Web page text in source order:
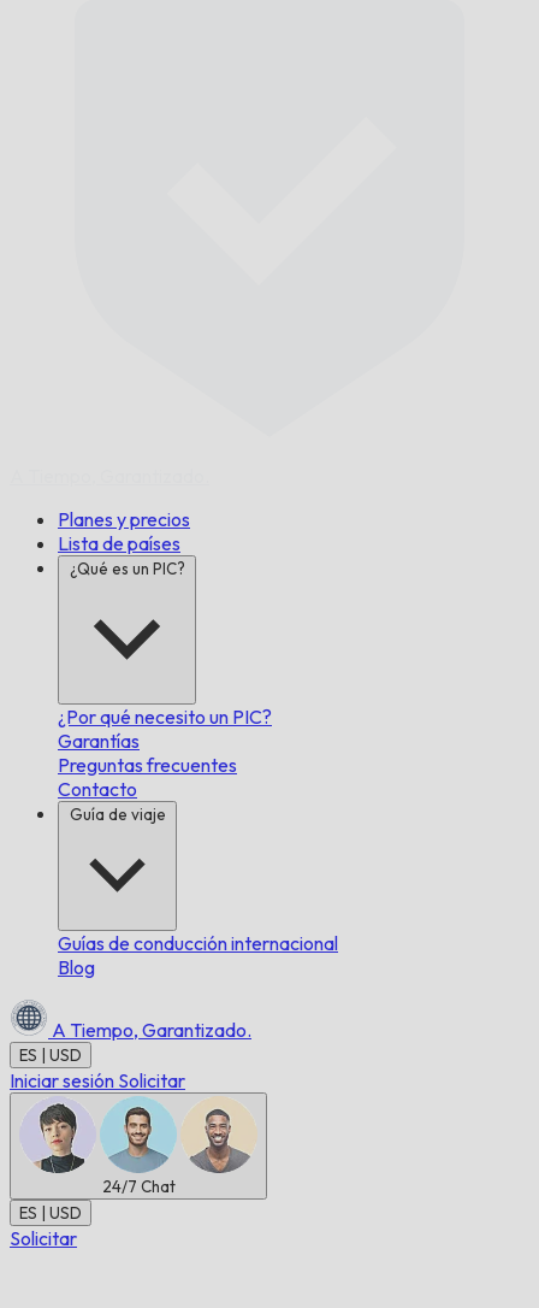
Planes y precios
Lista de países
¿Qué es un PIC?
¿Por qué necesito un PIC?
Garantías
Preguntas frecuentes
Contacto
Guía de viaje
Guías de conducción internacional
Blog
A Tiempo, Garantizado.
ES | USD
Iniciar sesión Solicitar
24/7 Chat
ES | USD
Solicitar